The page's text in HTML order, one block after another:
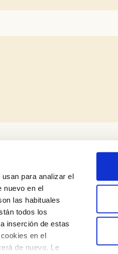
para analizar el
nuevo en el
las habituales
todos los
inserción de estas
en el
de nuevo. Le
Legal Notice
Privacy Policy